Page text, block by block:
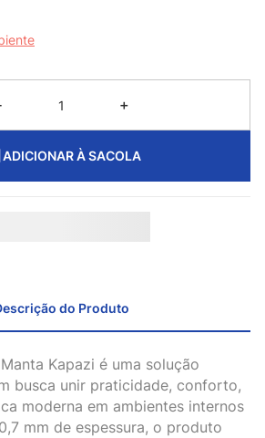
＋
ADICIONAR À SACOLA
do Produto
Kapazi é uma solução
busca unir praticidade, conforto,
moderna em ambientes internos
mm de espessura, o produto